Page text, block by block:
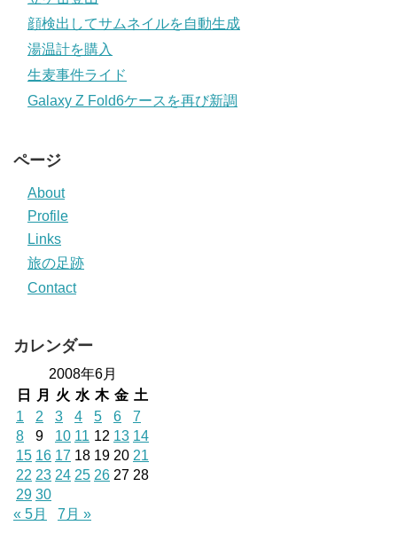
顔検出してサムネイルを自動生成
湯温計を購入
生麦事件ライド
Galaxy Z Fold6ケースを再び新調
ページ
About
Profile
Links
旅の足跡
Contact
カレンダー
2008年6月
日
月 火 水 木 金 土
1
2 3 4 5 6
7
8
9 10 11 12 13 14
15 16 17 18 19 20 21
22 23 24 25 26 27 28
29 30
« 5月
7月 »